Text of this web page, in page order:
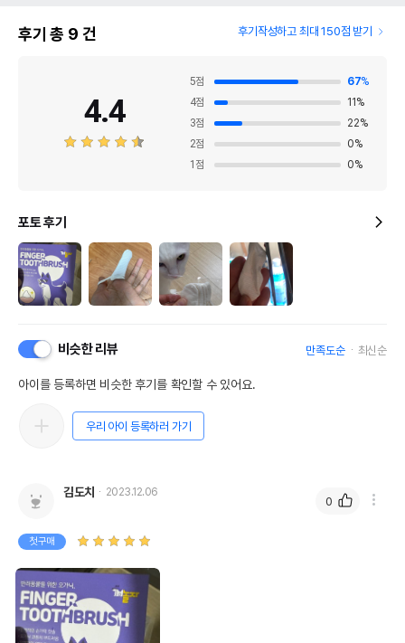
후기 총 9 건 후기작성하고 최대 150점 받기
4.4
5점 67%
4점 11 %
3점 22%
2점 0%
1 점 0%
포토 후기
비슷한 리뷰 만족도순 최신순
아이를 등록하면 비슷한 후기를 확인할 수 있어요.
우리 아이 등록하러 가기
김도치 2023.12.06
첫구매
0